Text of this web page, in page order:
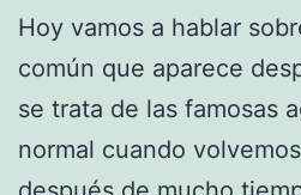
Hoy vamos a hablar
común que aparece
se trata de las famosas
normal cuando